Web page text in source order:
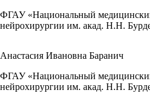
ФГАУ «Национальный
нейрохирургии им. акад. Н.Н.
Анастасия Ивановна Баранич
ФГАУ «Национальный
нейрохирургии им. акад. Н.Н.